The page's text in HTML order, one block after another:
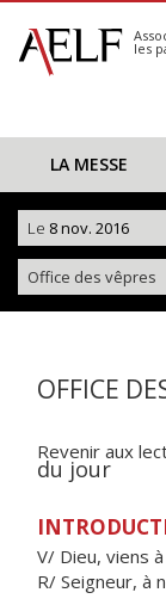
S'abonner
Calendrier
les
LA MESSE
Le 8 nov. 2016
Office des vêpres
OFFICE
Revenir aux
du jour
V/ Dieu, viens
R/ Seigneur, à